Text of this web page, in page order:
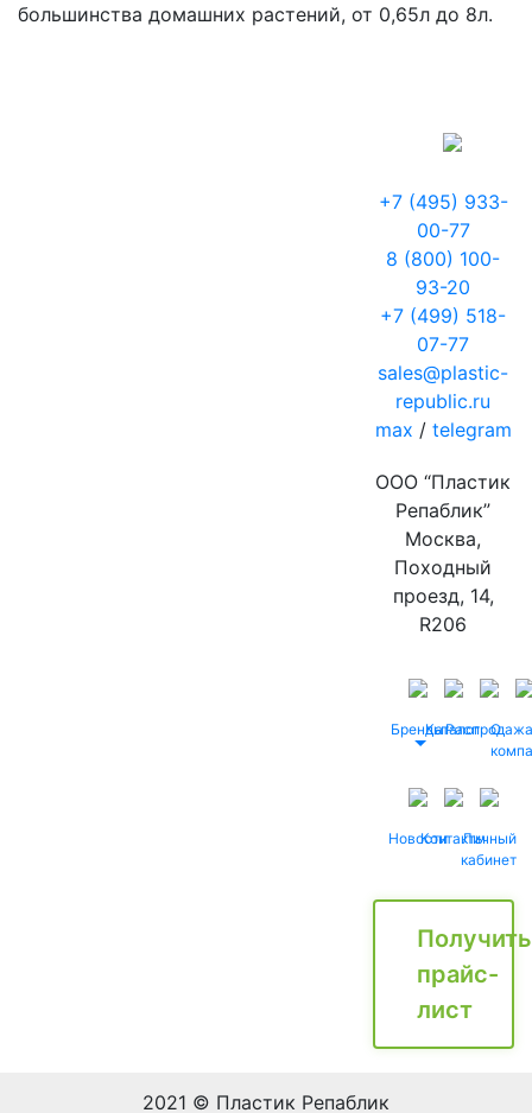
большинства домашних растений, от 0,65л до 8л.
+7 (495) 933-
00-77
8 (800) 100-
93-20
+7 (499) 518-
07-77
sales@plastic-
republic.ru
max / telegram
ООО “Пластик
Репаблик”
Москва,
Походный
проезд, 14,
R206
БрендыКаталог
Распродажа
О
НовостиКонтактыЛичный
кабинет
Получить
прайс-
лист
2021 © Пластик Репаблик